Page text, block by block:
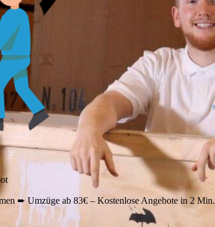
➨ Umzüge ab 83€ – Kostenlose Angebote in 2 Min.